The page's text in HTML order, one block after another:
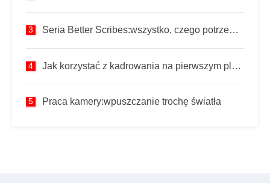
Seria Better Scribes:wszystko, czego potrzebujesz, aby tworzyć niezapomniane filmy z skrybami
Jak korzystać z kadrowania na pierwszym planie, poprawiają fotografię portretową
Praca kamery:wpuszczanie trochę światła